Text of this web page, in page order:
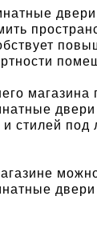
магазина
и стилей под
двери